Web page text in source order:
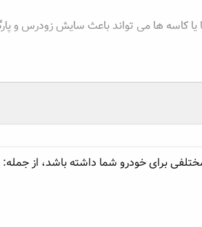
ها می تواند باعث سایش زودرس و
منجر به نشت مایع ترمز یا حتی از
برای خودرو شما داشته باشد، از جمله: